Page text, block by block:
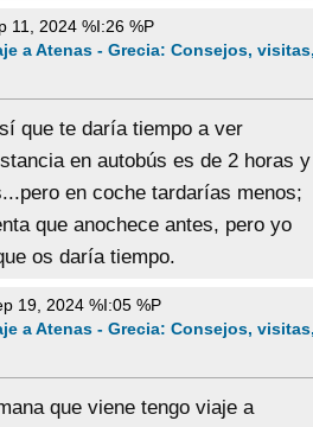
11, 2024 %I:26 %P
a Atenas - Grecia: Consejos,
que te daría tiempo a ver
en autobús es de 2 horas y
en coche tardarías menos;
que anochece antes, pero yo
os daría tiempo.
19, 2024 %I:05 %P
a Atenas - Grecia: Consejos,
que viene tengo viaje a